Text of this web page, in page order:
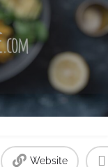
Website